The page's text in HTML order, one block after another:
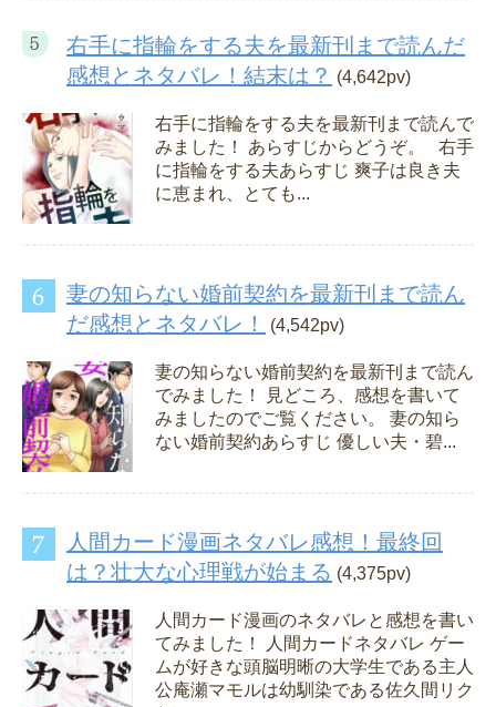
右手に指輪をする夫を最新刊まで読んだ
感想とネタバレ！結末は？ (4,642pv)
右手に指輪をする夫を最新刊まで読んで
みました！ あらすじからどうぞ。 右手
に指輪をする夫あらすじ 爽子は良き夫
に恵まれ、とても...
妻の知らない婚前契約を最新刊まで読ん
だ感想とネタバレ！
(4,542pv)
妻の知らない婚前契約を最新刊まで読ん
でみました！ 見どころ、感想を書いて
みましたのでご覧ください。 妻の知ら
ない婚前契約あらすじ 優しい夫・碧...
人間カード漫画ネタバレ感想！最終回
は？壮大な心理戦が始まる (4,375pv)
人間カード漫画のネタバレと感想を書い
てみました！ 人間カードネタバレ ゲー
ムが好きな頭脳明晰の大学生である主人
公庵瀬マモルは幼馴染である佐久間リク